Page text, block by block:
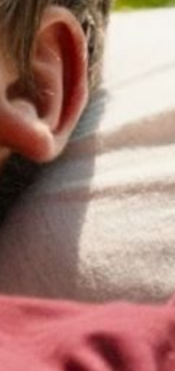
Details zum